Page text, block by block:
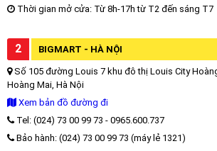
Thời gian mở cửa: Từ 8h-17h từ T2 đến sáng T7
2 BIGMART - HÀ NỘI
Số 105 đường Louis 7 khu đô thị Louis City
Hoàng Mai, Hà Nội
Xem bản đồ đường đi
Tel: (024) 73 00 99 73 - 0965.600.737
Bảo hành: (024) 73 00 99 73 (máy lẻ 1321)